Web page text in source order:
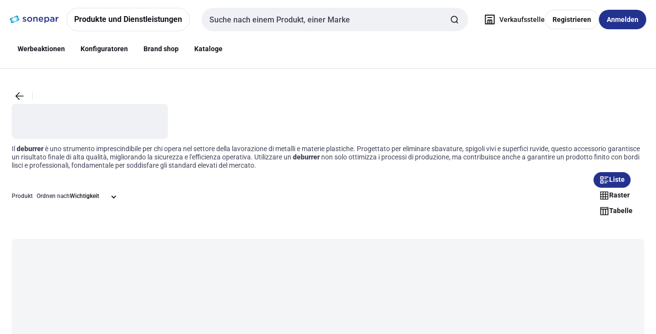
NavigationInhalt
Produkte und Dienstleistungen
Sucheingabe
Verkaufsstelle Registrieren Anmelden
Werbeaktionen Konfiguratoren Brand shop Kataloge
Il deburrerè uno strumento imprescindibile per chi opera nel settore della lavorazione di metalli e materie plastiche. Progettato per eliminare sbavature, spigoli vivi e superfici ruvide, questo accessorio garantisce
un risultato finale di alta qualità, migliorando la sicurezza e l'efficienza operativa. Utilizzare un deburrernon solo ottimizza i processi di produzione, ma contribuisce anche a garantire un prodotto finito con bordi
lisci e professionali, fondamentale per soddisfare gli standard elevati del mercato.
Produkt Ordnen nach
Liste
Raster
Tabelle